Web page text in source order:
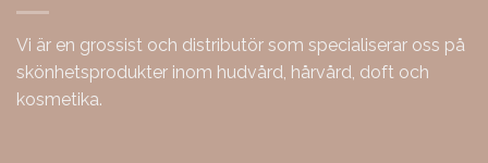
Vi är en grossist och distributör som specialiserar oss på
skönhetsprodukter inom hudvård, hårvård, doft och
kosmetika.